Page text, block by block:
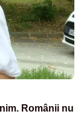
Românii nu